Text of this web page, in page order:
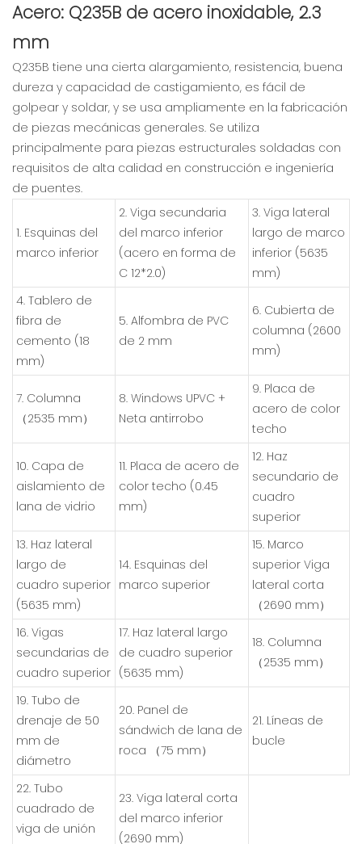
Acero: Q235B de acero inoxidable, 2.3
mm
Q235B tiene una cierta alargamiento, resistencia, buena
dureza y capacidad de castigamiento, es fácil de
golpear y soldar, y se usa ampliamente en la fabricación
de piezas mecánicas generales. Se utiliza
principalmente para piezas estructurales soldadas con
requisitos de alta calidad en construcción e ingeniería
de puentes.
1. Esquinas del
marco inferior
2. Viga secundaria
del marco inferior
(acero en forma de
C 12*2.0)
3. Viga lateral
largo de marco
inferior (5635
mm)
4. Tablero de
fibra de
cemento (18
mm)
5. Alfombra de PVC
de 2 mm
6. Cubierta de
columna (2600
mm)
7. Columna
（2535 mm）
8. Windows UPVC +
Neta antirrobo
9. Placa de
acero de color
techo
10. Capa de
aislamiento de
lana de vidrio
11. Placa de acero de
color techo (0.45
mm)
12. Haz
secundario de
cuadro
superior
13. Haz lateral
largo de
cuadro superior
(5635 mm)
14. Esquinas del
marco superior
15. Marco
superior Viga
lateral corta
（2690 mm）
16. Vigas
secundarias de
cuadro superior
17. Haz lateral largo
de cuadro superior
(5635 mm)
18. Columna
（2535 mm）
19. Tubo de
drenaje de 50
mm de
diámetro
20. Panel de
sándwich de lana de
roca （75 mm）
21. Líneas de
bucle
22. Tubo
cuadrado de
viga de unión
23. Viga lateral corta
del marco inferior
(2690 mm)